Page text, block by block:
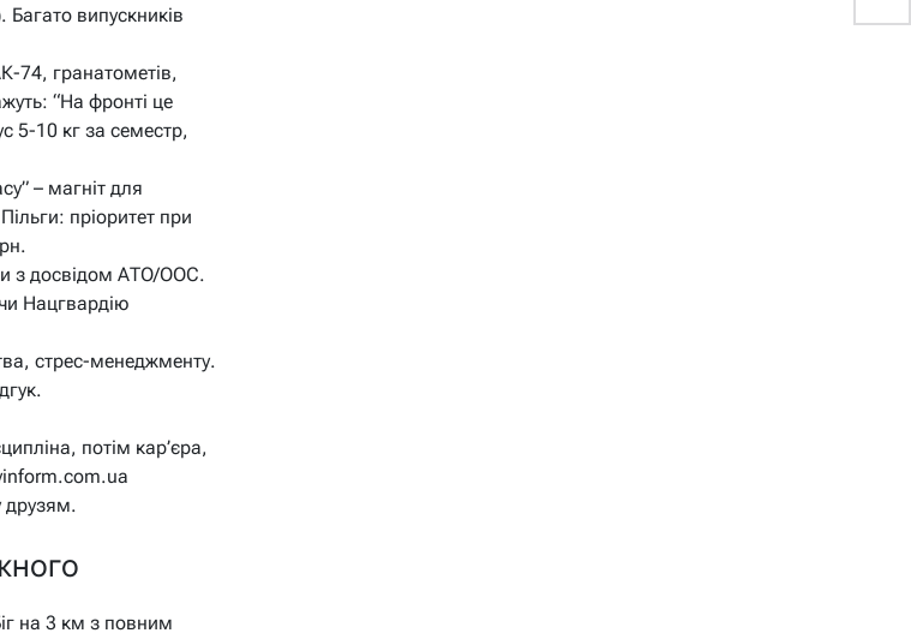
Багато випускників
74, гранатометів,
“На фронті це
5-10 кг за семестр,
– магніт для
пріоритет при
з досвідом АТО/ООС.
Нацгвардію
стрес-менеджменту.
потім кар’єра,
друзям.
на 3 км з повним